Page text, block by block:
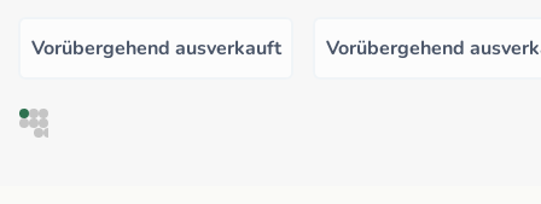
Vorübergehend ausverkauft Vorübergehend